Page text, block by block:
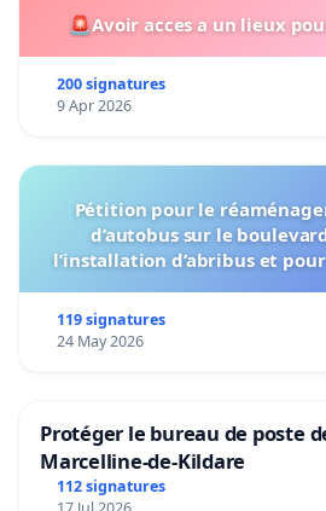
🚨Avoir acces a un lieux
200 signatures
9 Apr 2026
Pétition pour le
d’autobus sur le
l’installation d’abribus et
119 signatures
24 May 2026
Protéger le bureau de poste
Marcelline-de-Kildare
112 signatures